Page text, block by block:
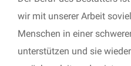
wir mit unserer Arbeit
Menschen in einer
unterstützen und sie